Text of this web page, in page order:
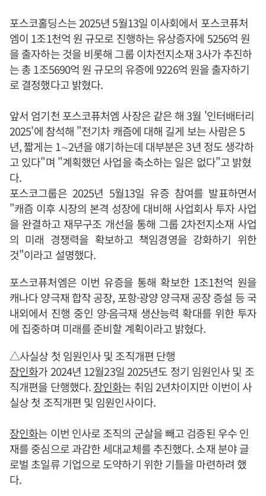
포스코홀딩스는 2025년 5월13일 이사회에서 포스코퓨처
엠이 1조1천억 원 규모로 진행하는 유상증자에 5256억 원
을 출자하는 것을 비롯해 그룹 이차전지소재 3사가 추진하
는 총 1조5690억 원 규모의 유증에 9226억 원을 출자하기
로 결정했다고 밝혔다.
앞서 엄기천 포스코퓨처엠 사장은 같은 해 3월 '인터배터리
2025'에 참석해 "전기차 캐즘에 대해 길게 보는 사람은 5
년, 짧게는 1∼2년을 얘기하는데 대부분은 3년 정도 생각하
고 있다"며 "계획했던 사업을 축소하는 일은 없다"고 밝혔
다.
포스코그룹은 2025년 5월13일 유증 참여를 발표하면서
"캐즘 이후 시장의 본격 성장에 대비해 사업회사 투자 사업
을 완결하고 재무구조 개선을 통해 그룹 2차전지소재 사업
의 미래 경쟁력을 확보하고 책임경영을 강화하기 위한
것"이라고 설명했다.
포스코퓨처엠은 이번 유증을 통해 확보한 1조1천억 원을
캐나다 양극재 합작 공장, 포항·광양 양극재 공장 증설 등 국
내외에서 진행 중인 양·음극재 생산능력 확대를 위한 투자
에 집중하며 미래를 준비할 계획이라고 밝혔다.
△사실상 첫 임원인사 및 조직개편 단행
장인화가 2024년 12월23일 2025년도 정기 임원인사 및 조
직개편을 단행했다.장인화는 취임 2년차이지만 이번이 사
실상 첫 조직개편 및 임원인사이다.
장인화는 이번 인사로 조직의 군살을 빼고 검증된 우수 인
재를 중심으로 과감한 세대교체를 추진했다. 소재 분야 글
로벌 초일류 기업으로 도약하기 위한 기틀을 마련하려 했
다.